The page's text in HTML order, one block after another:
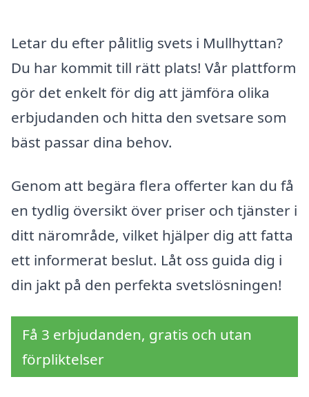
Letar du efter pålitlig svets i Mullhyttan?
Du har kommit till rätt plats! Vår plattform
gör det enkelt för dig att jämföra olika
erbjudanden och hitta den svetsare som
bäst passar dina behov.
Genom att begära flera offerter kan du få
en tydlig översikt över priser och tjänster i
ditt närområde, vilket hjälper dig att fatta
ett informerat beslut. Låt oss guida dig i
din jakt på den perfekta svetslösningen!
Få 3 erbjudanden, gratis och utan
förpliktelser